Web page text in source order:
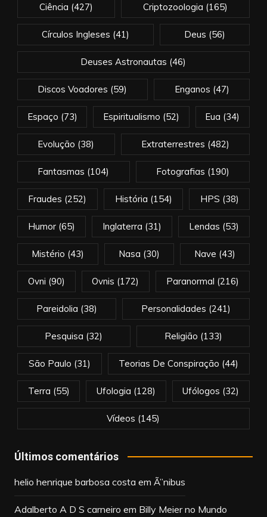
Ciência (427) Criptozoologia (165)
Círculos Ingleses (41) Deus (56)
Deuses Astronautas (46)
Discos Voadores (59) Enganos (47)
Espaço (73) Espiritualismo (52) Eua (34)
Evolução (38) Extraterrestres (482)
Fantasmas (104) Fotografias (190)
Fraudes (252) História (154) HPS (38)
Humor(65) Inglaterra (31) Lendas (53)
Mistério (43) Nasa (30) Nave (43)
Ovni (90) Ovnis (172) Paranormal (216)
Pareidolia (38) Personalidades (241)
Pesquisa (32) Religião (133)
São Paulo (31) Teorias De Conspiração (44)
Terra (55) Ufologia (128) Ufólogos (32)
Vídeos (145)
Últimos comentários
helio henrique barbosa costa em Ã”nibus
Adalberto A D S carneiro em Billy Meier no Mundo